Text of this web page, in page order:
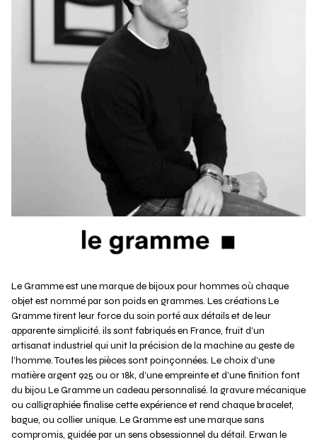
Le Gramme est une marque de bijoux pour hommes où chaque
objet est nommé par son poids en grammes. Les créations Le
Gramme tirent leur force du soin porté aux détails et de leur
apparente simplicité. ils sont fabriqués en France, fruit d’un
artisanat industriel qui unit la précision de la machine au geste de
l’homme. Toutes les pièces sont poinçonnées. Le choix d’une
matière argent 925 ou or 18k, d’une empreinte et d’une finition font
du bijou Le Gramme un cadeau personnalisé. la gravure mécanique
ou calligraphiée finalise cette expérience et rend chaque bracelet,
bague, ou collier unique. Le Gramme est une marque sans
compromis, guidée par un sens obsessionnel du détail. Erwan le